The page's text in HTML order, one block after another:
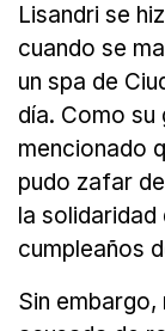
Lisandri se
cuando se
un spa de
día. Como su
mencionado
pudo zafar
la solidaridad
cumpleaños
Sin